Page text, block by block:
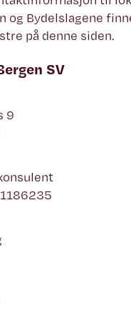
og Bydelslagene
på denne siden.
SV
9